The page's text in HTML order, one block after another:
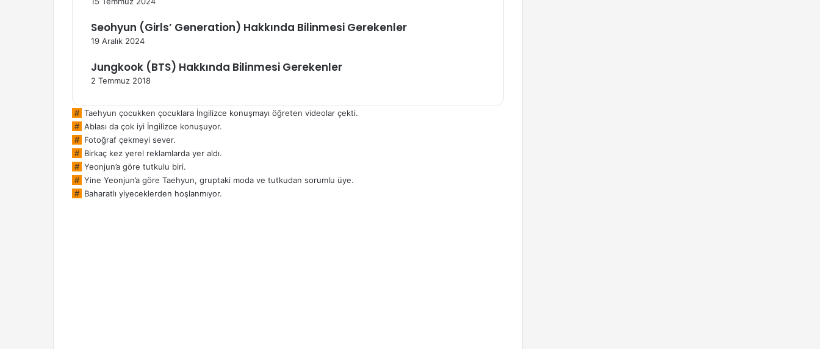
Seohyun (Girls’ Generation) Hakkında Bilinmesi Gerekenler
19 Aralık 2024
Jungkook (BTS) Hakkında Bilinmesi Gerekenler
2 Temmuz 2018
# Taehyun çocukken çocuklara İngilizce konuşmayı öğreten videolar çekti.
# Ablası da çok iyi İngilizce konuşuyor.
# Fotoğraf çekmeyi sever.
# Birkaç kez yerel reklamlarda yer aldı.
# Yeonjun’a göre tutkulu biri.
# Yine Yeonjun’a göre Taehyun, gruptaki moda ve tutkudan sorumlu üye.
# Baharatlı yiyeceklerden hoşlanmıyor.